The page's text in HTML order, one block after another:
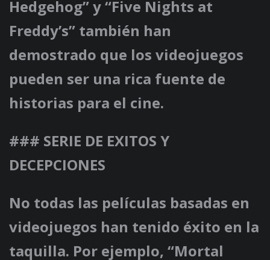
Hedgehog” y “Five Nights at
Freddy’s” también han
demostrado que los videojuegos
pueden ser una rica fuente de
historias para el cine.
### SERIE DE EXITOS Y
DECEPCIONES
No todas las películas basadas en
videojuegos han tenido éxito en la
taquilla. Por ejemplo, “Mortal